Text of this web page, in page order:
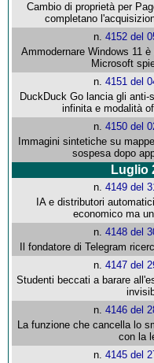
Cambio di proprietà per
completano
n.4152 del
Ammodernare Windows 11
Microsoft
n.4151 del
DuckDuck Go lancia gli
infinita e modalità
n.4150 del
Immagini sintetiche su
sospesa dopo
Luglio
n.4149 del
IA e distributori
economico ma
n.4148 del
Il fondatore di Telegram
n.4147 del
Studenti beccati a barare
n.4146 del
La funzione che cancella lo
con la
n.4145 del